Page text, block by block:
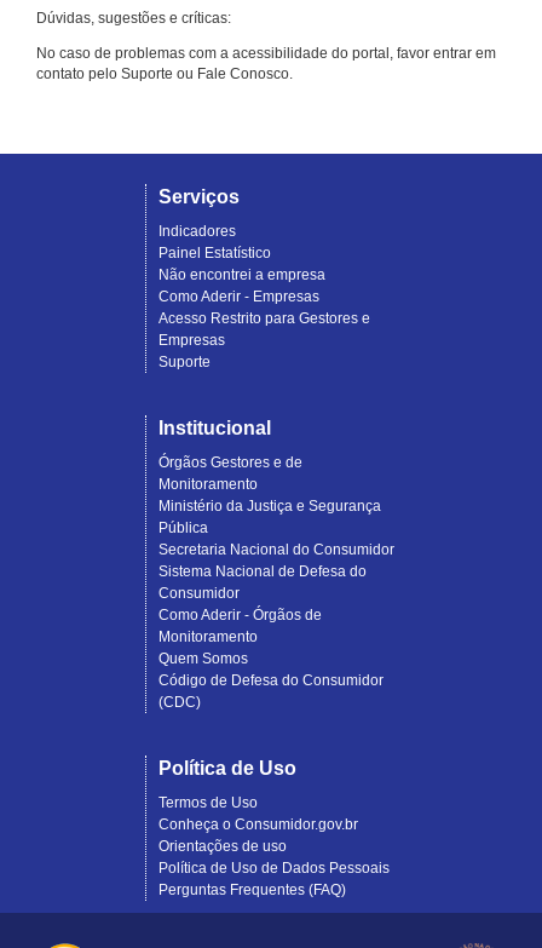
Dúvidas, sugestões e críticas:
No caso de problemas com a acessibilidade do portal, favor entrar em
contato pelo Suporte ou Fale Conosco.
Serviços
Indicadores
Painel Estatístico
Não encontrei a empresa
Como Aderir - Empresas
Acesso Restrito para Gestores e
Empresas
Suporte
Institucional
Órgãos Gestores e de
Monitoramento
Ministério da Justiça e Segurança
Pública
Secretaria Nacional do Consumidor
Sistema Nacional de Defesa do
Consumidor
Como Aderir - Órgãos de
Monitoramento
Quem Somos
Código de Defesa do Consumidor
(CDC)
Política de Uso
Termos de Uso
Conheça o Consumidor.gov.br
Orientações de uso
Política de Uso de Dados Pessoais
Perguntas Frequentes (FAQ)